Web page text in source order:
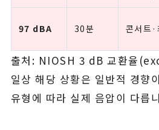
97 dBA 30분 콘서트
출처: NIOSH 3 dB 교환율
일상 해당 상황은 일반적 경향
유형에 따라 실제 음압이 다릅